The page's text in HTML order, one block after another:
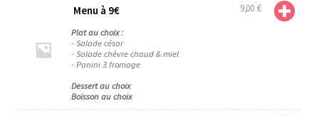
Menu à 9€
Plat au choix :
- Salade césar
- Salade chèvre chaud & miel
- Panini 3 fromage
Dessert au choix
Boisson au choix
9,00€